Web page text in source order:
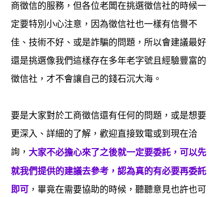
商徵信的服務，但各位老闆在挑選徵信社的時候一
定要特別小心注意，因為徵信社也一樣有信譽不
佳、技術不好、或是詐騙的問題，所以會建議最好
還是挑選像我們這樣存在多年老字號且經驗豐富的
徵信社，才不會讓自己的錢石沉大海。
要是大家對於工商徵信還有任何的問題，或是想要
更深入、詳細的了解，歡迎直接致電或到現在洽
詢， 大家不必擔心來了之後就一定要委託，可以先
就我們提供的建議去參考，認為真的有必要再委託
即可 ，畢竟在需要協助的時候，聽聽意見也許也可